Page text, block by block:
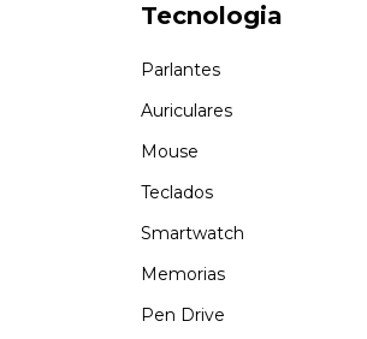
Tecnologia
Parlantes
Auriculares
Mouse
Teclados
Smartwatch
Memorias
Pen Drive